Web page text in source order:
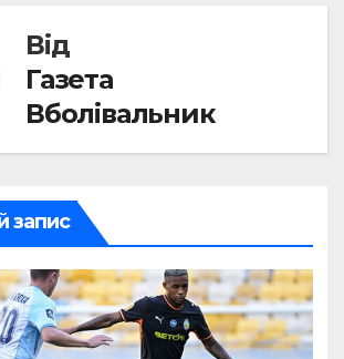
Від
Газета
Вболівальник
запис